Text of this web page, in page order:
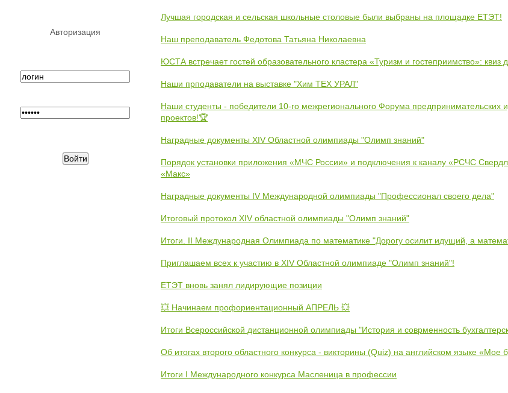
Авторизация
Лучшая городская и сельская школьные столовые были выбраны на площадке ЕТЭТ!
Наш преподаватель Федотова Татьяна Николаевна
ЮСТА встречает гостей образовательного кластера «Туризм и гостеприимство»:
Наши прподаватели на выставке "Хим ТЕХ УРАЛ"
Наши студенты - победители 10-го межрегионального Форума предпринимательских
проектов!🏆
Наградные документы XIV Областной олимпиады "Олимп знаний"
Порядок установки приложения «МЧС России» и подключения к каналу «РСЧС
«Макс»
Наградные документы IV Международной олимпиады "Профессионал своего дела"
Итоговый протокол XIV областной олимпиады "Олимп знаний"
Итоги. II Международная Олимпиада по математике "Дорогу осилит идущий, а
Приглашаем всех к участию в XIV Областной олимпиаде "Олимп знаний"!
ЕТЭТ вновь занял лидирующие позиции
💥 Начинаем профориентационный АПРЕЛЬ 💥
Итоги Всероссийской дистанционной олимпиады "История и соврменность
Об итогах второго областного конкурса - викторины (Quiz) на английском языке
Итоги I Международного конкурса Масленица в профессии